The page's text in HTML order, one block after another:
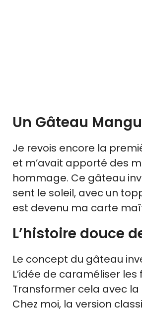
Un Gâteau
Je revois encore la
et m’avait apporté des
hommage. Ce gâteau
sent le soleil, avec un
est devenu ma carte
L’histoire douce
Le concept du gâteau
L’idée de caraméliser
Transformer cela avec
Chez moi, la version